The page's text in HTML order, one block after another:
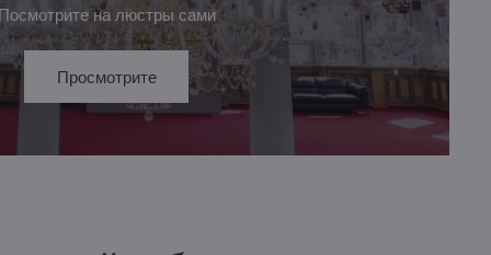
на люстры сами
Просмотрите